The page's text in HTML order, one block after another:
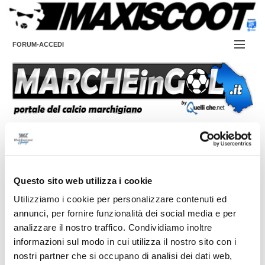
Questo sito web utilizza i cookie
Utilizziamo i cookie per personalizzare contenuti ed
annunci, per fornire funzionalità dei social media e per
analizzare il nostro traffico. Condividiamo inoltre
informazioni sul modo in cui utilizza il nostro sito con i
nostri partner che si occupano di analisi dei dati web,
FORUM-ACCEDI
Contattaci
PROVINCE
ANCONA
FERMO
MACERATA
NOTIZIE:
SERIE D
ECCELLENZA
CAMPIONATI / RISULTATI
Campionati e Risultati:
NAZIONALI
REGIONALI